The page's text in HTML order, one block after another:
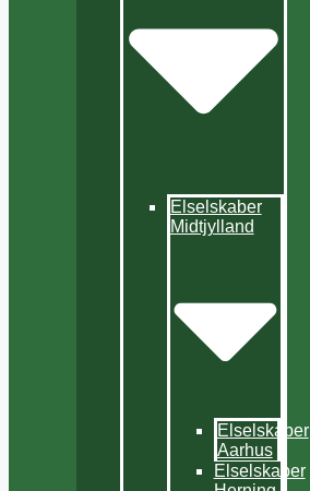
Elselskaber
Midtjylland
Elselskaber
Aarhus
Elselskaber